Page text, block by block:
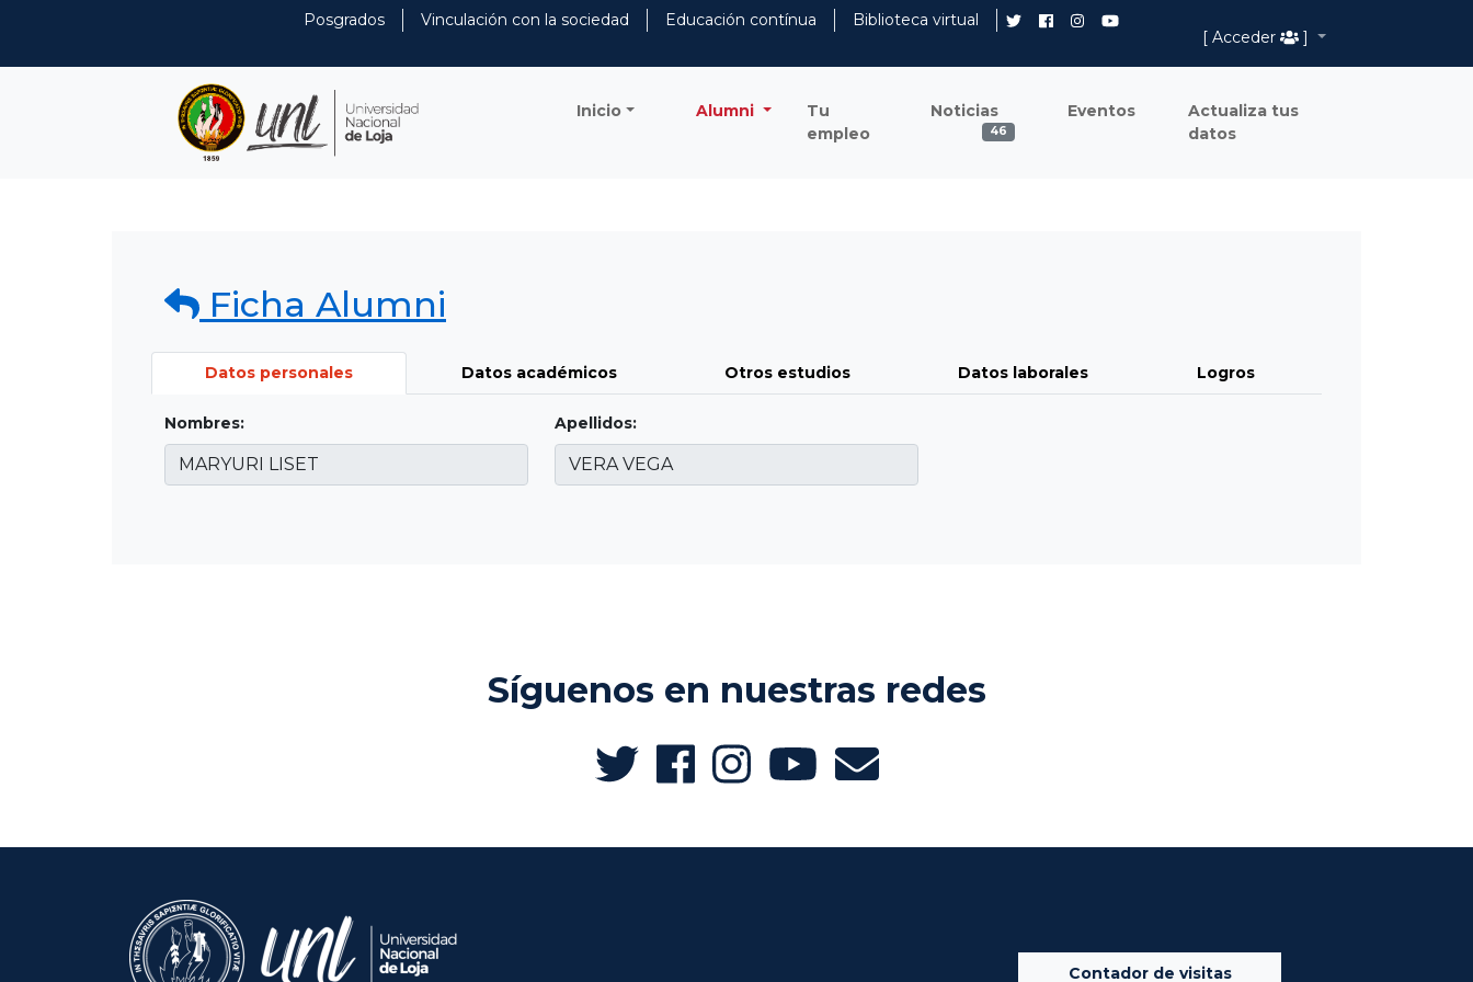
Posgrados Vinculación con la sociedad Educación contínua
Biblioteca virtual
[ Acceder
]
Inicio Alumni
Tu
empleo
Noticias
46
Eventos
Actualiza tus
datos
Ficha Alumni
Datos personales Datos académicos Otros estudios Datos laborales Logros
Nombres: Apellidos:
Síguenos en nuestras redes
Contador de visitas